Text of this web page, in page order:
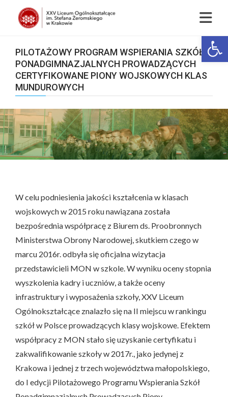
PILOTAŻOWY PROGRAM WSPIERANIA SZKÓŁ
PONADGIMNAZJALNYCH PROWADZĄCYCH
CERTYFIKOWANE PIONY WOJSKOWYCH KLAS
MUNDUROWYCH
W celu podniesienia jakości kształcenia w klasach
wojskowych w 2015 roku nawiązana została
bezpośrednia współpracę z Biurem ds. Proobronnych
Ministerstwa Obrony Narodowej, skutkiem czego w
marcu 2016r. odbyła się oficjalna wizytacja
przedstawicieli MON w szkole. W wyniku oceny stopnia
wyszkolenia kadry i uczniów, a także oceny
infrastruktury i wyposażenia szkoły, XXV Liceum
Ogólnokształcące znalazło się na II miejscu w rankingu
szkół w Polsce prowadzących klasy wojskowe. Efektem
współpracy z MON stało się uzyskanie certyfikatu i
zakwalifikowanie szkoły w 2017r., jako jedynej z
Krakowa i jednej z trzech województwa małopolskiego,
do I edycji Pilotażowego Programu Wspierania Szkół